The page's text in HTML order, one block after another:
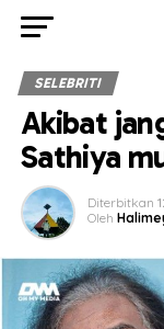
SELEBRITI
Akibat
Sathiya
Diterbitkan
Oleh